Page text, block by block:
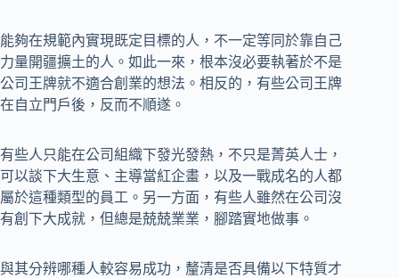
能夠在規範內實現既定目標的人，不一定等同於靠自己
力量開疆擴土的人。如此一來，根本沒必要執著於不是
公司王牌就不適合創業的想法。相反的，有些公司王牌
在自立門戶後，反而不順遂。
有些人只能在公司組織下發光發熱，不只是菁英人士，
可以談下大生意、主導當紅企畫，以及一戰成名的人都
屬於這種類型的員工。另一方面，有些人雖然在公司沒
有創下大成就，但總是兢兢業業，腳踏實地做事。
與其分辨哪種人較容易成功，釐清是否具備以下特質才